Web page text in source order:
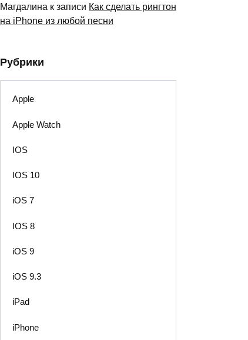
Магдалина к записи Как сделать рингтон
на iPhone из любой песни
Рубрики
Apple
Apple Watch
IOS
IOS 10
iOS 7
IOS 8
iOS 9
iOS 9.3
iPad
iPhone